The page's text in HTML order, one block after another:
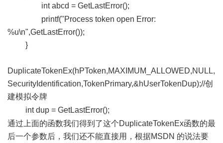
int abcd = GetLastError();
printf("Process token open Error:
%u\n",GetLastError());
}
DuplicateTokenEx(hPToken,MAXIMUM_ALLOWED,NULL,
SecurityIdentification,TokenPrimary,&hUserTokenDup);//创
建模拟令牌
int dup = GetLastError();
通过上面的函数我们得到了这个DuplicateTokenEx函数的最
后一个参数后，我们还不能直接用，根据MSDN 的说法要